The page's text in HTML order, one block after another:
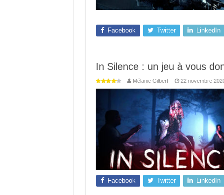
Facebook Twitter LinkedIn
In Silence : un jeu à vous
Mélanie Gilbert 22 novembre
Facebook Twitter LinkedIn